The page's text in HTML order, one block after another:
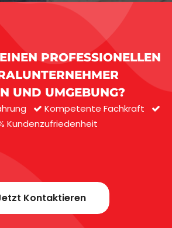
PROFESSIONELLEN
UND UMGEBUNG?
Kompetente Fachkraft
Kundenzufriedenheit
Kontaktieren